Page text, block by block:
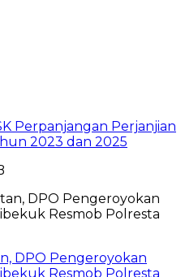
Perpanjangan Perjanjian
2023 dan 2025
DPO Pengeroyokan
Resmob Polresta